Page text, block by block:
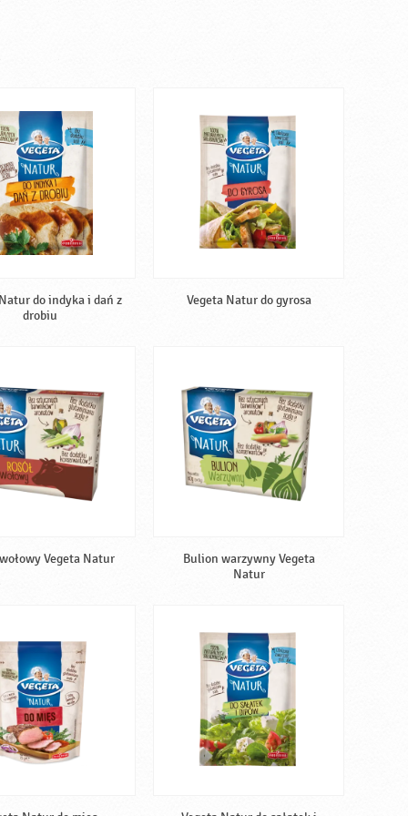
do indyka i dań z
drobiu
Vegeta Natur do gyrosa
wołowy Vegeta Natur
Bulion warzywny Vegeta
Natur